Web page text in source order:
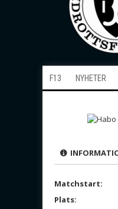
F13 NYHETER
Matchstart:
Plats: